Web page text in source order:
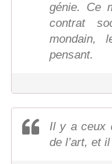
génie. Ce
contrat
mondain,
pensant.
Il y a ceux
de l’art, et